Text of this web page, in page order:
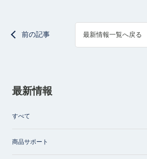
前の記事 最新情報一覧へ戻る
最新情報
すべて
商品サポート